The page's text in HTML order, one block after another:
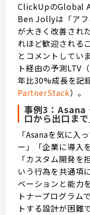
ClickUpのGlobal
Ben Jollyは「アフ
が大きく改善され
れほど歓迎される
とコメントしてい
ト経由の予測LTV
年比30%成長を記
PartnerStack）。
事例3：
口から出口ま
「Asanaを気に入
ー」「企業に導入
「カスタム開発
いう行為を共通項
ベーションと能力
トナープログラム
トする設計が困難で